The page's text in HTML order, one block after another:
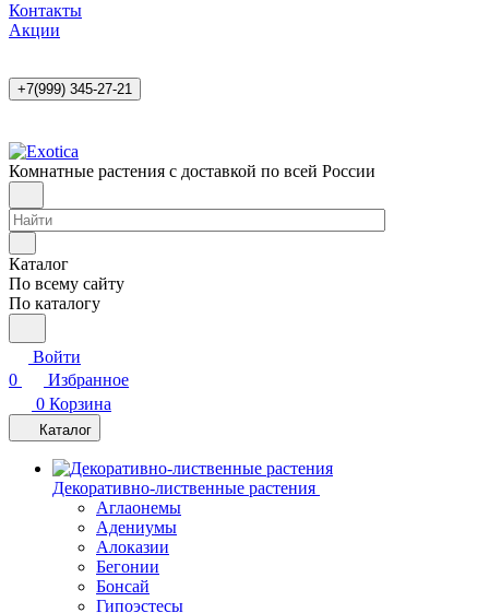
Контакты
Акции
+7(999) 345-27-21
Комнатные растения с доставкой по всей России
Каталог
По всему сайту
По каталогу
Войти
0
Избранное
0 Корзина
Каталог
Декоративно-лиственные растения
Аглаонемы
Адениумы
Алоказии
Бегонии
Бонсай
Гипоэстесы